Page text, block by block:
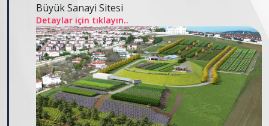
Büyük Sanayi Sitesi
Detaylar için tıklayın..